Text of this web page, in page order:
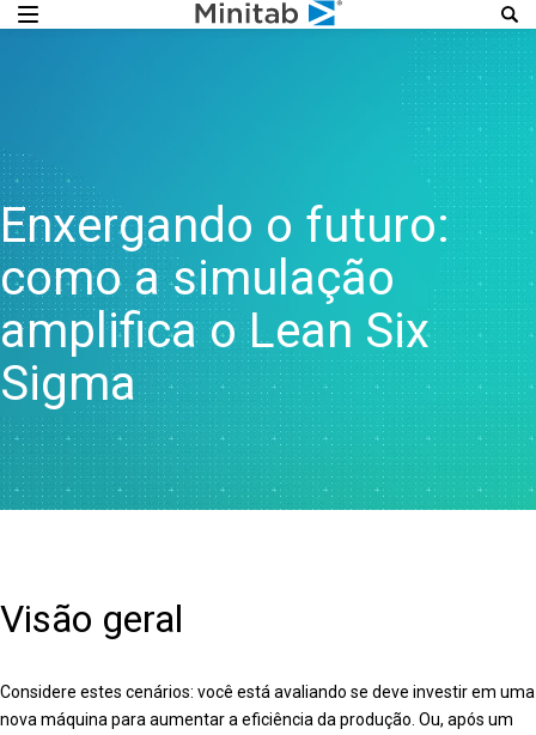
Enxergando o futuro:
como a simulação
amplifica o Lean Six
Sigma
Visão geral
Considere estes cenários: você está avaliando se deve investir em uma
nova máquina para aumentar a eficiência da produção. Ou, após um